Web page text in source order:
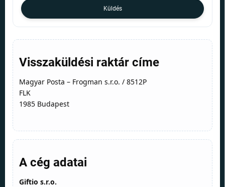
Küldés
Visszaküldési raktár címe
Magyar Posta – Frogman s.r.o. / 8512P
FLK
1985 Budapest
A cég adatai
Giftio s.r.o.